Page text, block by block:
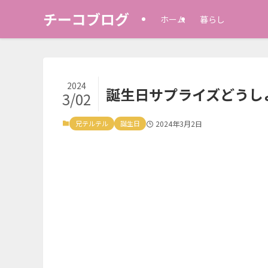
チーコブログ ホーム 暮らし
誕生日サプライズどう
2024
3/02
兄テルテル 誕生日 2024年3月2日